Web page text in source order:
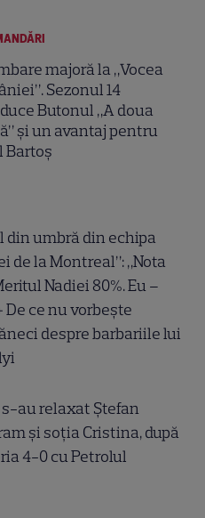
majoră la „Vocea
Sezonul 14
Butonul „A doua
și un avantaj pentru
Bartoș
din umbră din echipa
de la Montreal”: „Nota
Nadiei 80%. Eu –
De ce nu vorbește
despre barbariile lui
s-au relaxat Ștefan
și soția Cristina, după
4-0 cu Petrolul